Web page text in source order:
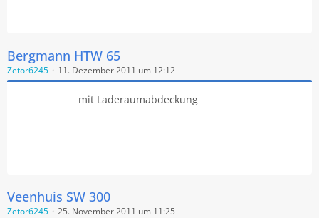
Bergmann HTW 65
Zetor6245 11. Dezember 2011 um 12:12
mit Laderaumabdeckung
Veenhuis SW 300
Zetor6245 25. November 2011 um 11:25